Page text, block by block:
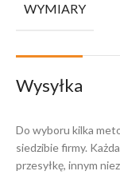
WYMIARY
Wysyłka
Do wyboru kilka
siedzibie firmy.
przesyłkę, innym